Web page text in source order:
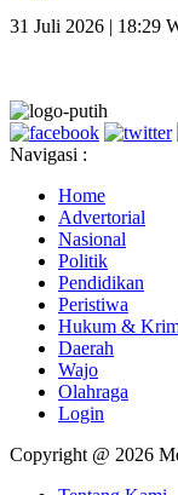
31 Juli 2026 | 18:29
Navigasi :
Home
Advertorial
Nasional
Politik
Pendidikan
Peristiwa
Hukum &
Daerah
Wajo
Olahraga
Login
Copyright @ 2026